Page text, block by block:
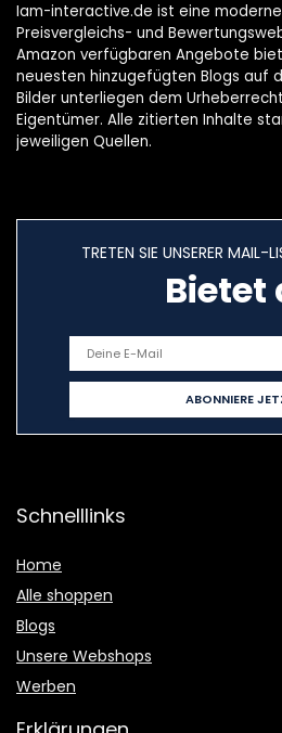
Iam-interactive.de ist eine
Preisvergleichs- und
Amazon verfügbaren Angebote
neuesten hinzugefügten Blogs auf
Bilder unterliegen dem
Eigentümer. Alle zitierten Inhalte
jeweiligen Quellen.
TRETEN SIE UNSERER MAIL-
Bietet
Schnelllinks
Home
Alle shoppen
Blogs
Unsere Webshops
Werben